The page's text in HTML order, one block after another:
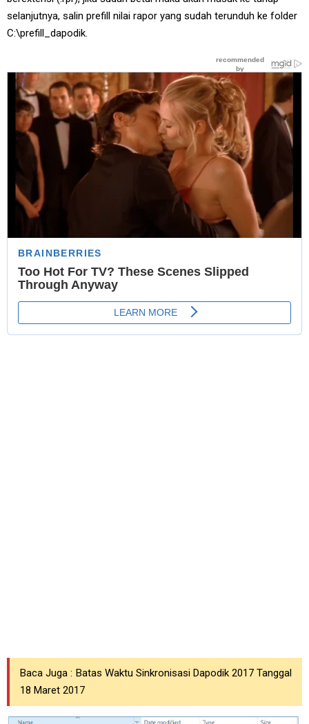
selanjutnya, salin prefill nilai rapor yang sudah terunduh ke folder
C:\prefill_dapodik.
Baca Juga : Batas Waktu Sinkronisasi Dapodik 2017 Tanggal
18 Maret 2017